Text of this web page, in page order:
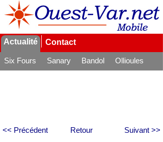
Actualité Contact
Six Fours Sanary Bandol
Ollioules
Retour
<< Précédent Suivant >>